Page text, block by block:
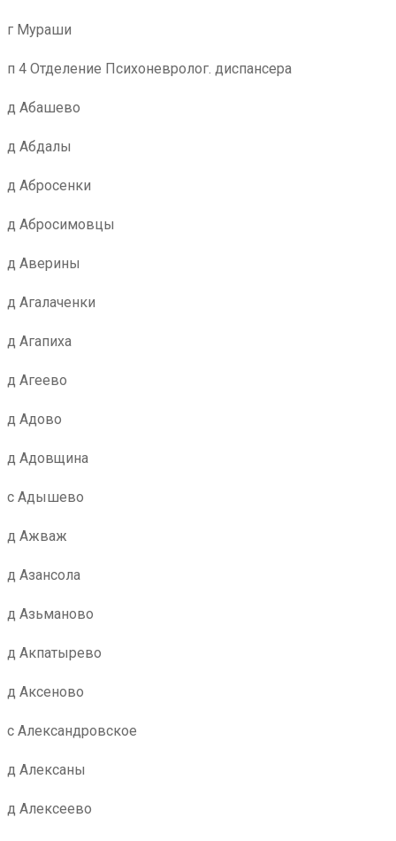
г Мураши
п 4 Отделение Психоневролог. диспансера
д Абашево
д Абдалы
д Абросенки
д Абросимовцы
д Аверины
д Агалаченки
д Агапиха
д Агеево
д Адово
д Адовщина
с Адышево
д Ажваж
д Азансола
д Азьманово
д Акпатырево
д Аксеново
с Александровское
д Алексаны
д Алексеево